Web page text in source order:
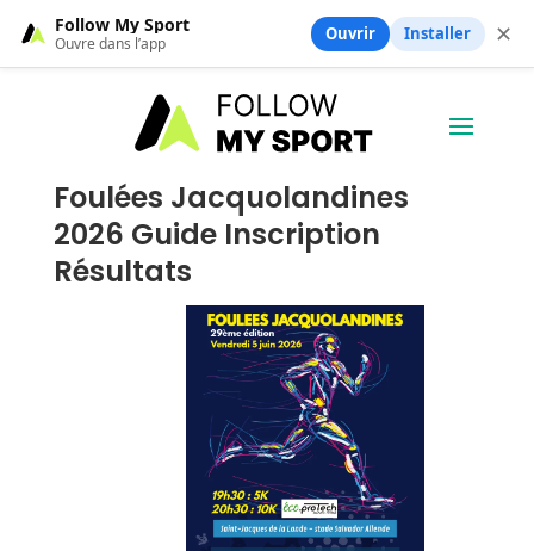
Foulées Jacquolandines
2026 Guide Inscription
Résultats
Follow My Sport
Ouvre dans l’app Ouvrir Installer ✕